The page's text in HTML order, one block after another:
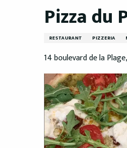
Pizza du
RESTAURANT PIZZERIA
14 boulevard de la